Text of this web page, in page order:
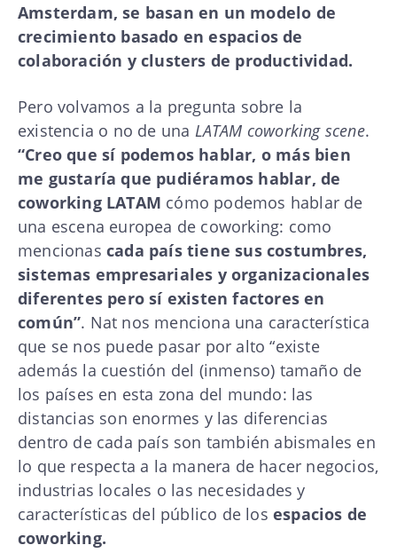
Amsterdam, se basan en un modelo de
crecimiento basado en espacios de
colaboración y clusters de productividad.
Pero volvamos a la pregunta sobre la
existencia o no de una LATAM coworking scene.
“Creo que sí podemos hablar, o más bien
me gustaría que pudiéramos hablar, de
coworking LATAM cómo podemos hablar de
una escena europea de coworking: como
mencionas cada país tiene sus costumbres,
sistemas empresariales y organizacionales
diferentes pero sí existen factores en
común”. Nat nos menciona una característica
que se nos puede pasar por alto “existe
además la cuestión del (inmenso) tamaño de
los países en esta zona del mundo: las
distancias son enormes y las diferencias
dentro de cada país son también abismales en
lo que respecta a la manera de hacer negocios,
industrias locales o las necesidades y
características del público de los espacios de
coworking.